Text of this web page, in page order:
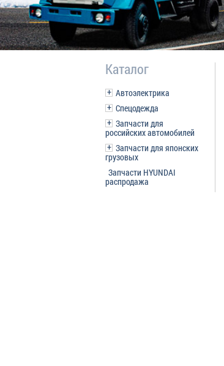
Каталог
Автоэлектрика
Спецодежда
Запчасти для
российских автомобилей
Запчасти для японских
грузовых
Запчасти HYUNDAI
распродажа